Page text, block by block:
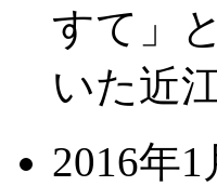
すて」
いた近
2016年1